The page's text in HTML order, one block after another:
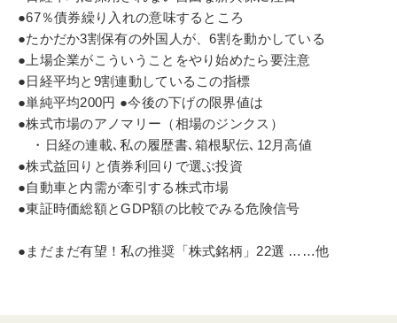
企業成長 地方企業の勝ち方 イノベーション
伝統・文化
●67％債券繰り入れの意味するところ
●たかだか3割保有の外国人が、6割を動かしている
●上場企業がこういうことをやり始めたら要注意
●日経平均と9割連動しているこの指標
●単純平均200円 ●今後の下げの限界値は
●株式市場のアノマリー（相場のジンクス）
・日経の連載､私の履歴書､箱根駅伝､12月高値
●株式益回りと債券利回りで選ぶ投資
●自動車と内需が牽引する株式市場
●東証時価総額とGDP額の比較でみる危険信号
●まだまだ有望！私の推奨「株式銘柄」22選 ……他